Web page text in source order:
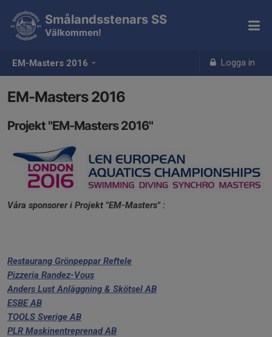
EM-Masters 2016 Logga in
Smålandsstenars SS
Välkommen!
EM-Masters 2016
Projekt "EM-Masters 2016"
Våra sponsorer i Projekt "EM-Masters" :
Restaurang Grönpeppar Reftele
Pizzeria Randez-Vous
Anders Lust Anläggning & Skötsel AB
ESBE AB
TOOLS Sverige AB
PLR Maskinentreprenad AB